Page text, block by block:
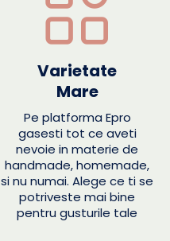
Varietate
Mare
Pe platforma Epro
gasesti tot ce aveti
nevoie in materie de
handmade, homemade,
si nu numai. Alege ce ti se
potriveste mai bine
pentru gusturile tale